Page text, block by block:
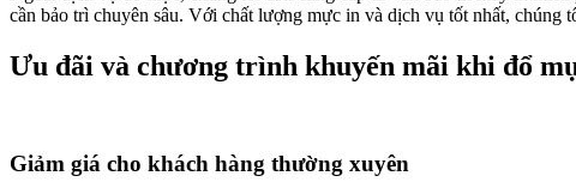
cần bảo trì chuyên sâu. Với chất lượng mực in và dịch vụ tốt nhất, chúng
Ưu đãi và chương trình khuyến mãi khi đổ
Giảm giá cho khách hàng thường xuyên